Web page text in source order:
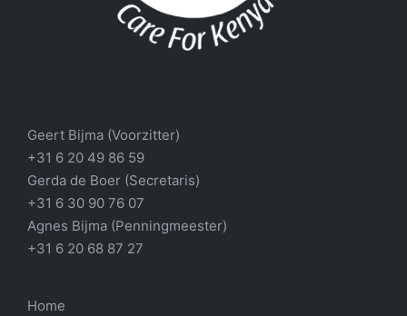
Geert Bijma (Voorzitter)
+31 6 20 49 86 59
Gerda de Boer (Secretaris)
+31 6 30 90 76 07
Agnes Bijma (Penningmeester)
+31 6 20 68 87 27
Home